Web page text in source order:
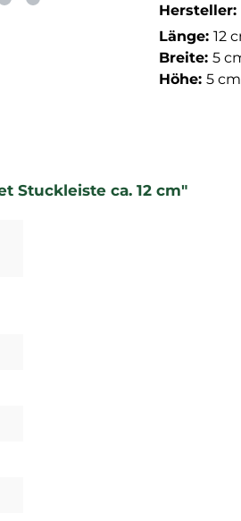
Hersteller:
Länge: 12
Breite: 5
Höhe: 5 cm
Stuckleiste ca. 12 cm"